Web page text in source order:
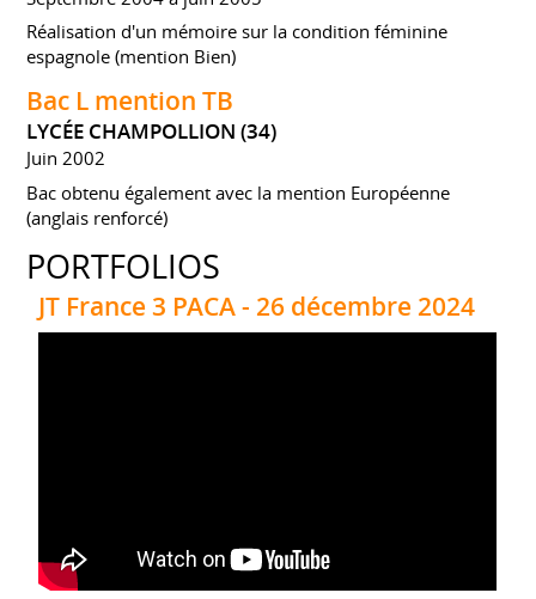
Réalisation d'un mémoire sur la condition féminine
espagnole (mention Bien)
Bac L mention TB
LYCÉE CHAMPOLLION (34)
Juin 2002
Bac obtenu également avec la mention Européenne
(anglais renforcé)
PORTFOLIOS
JT France 3 PACA - 26 décembre 2024